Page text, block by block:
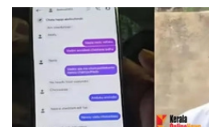
ഹാജരാക്കും